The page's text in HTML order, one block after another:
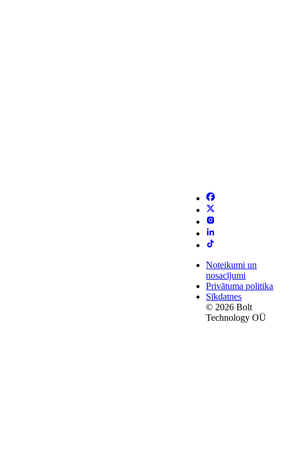
Noteikumi un
nosacījumi
Privātuma politika
Sīkdatnes
© 2026 Bolt
Technology OÜ